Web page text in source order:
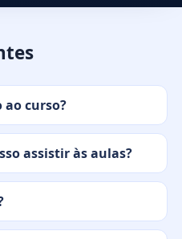
ao curso?
assistir às aulas?